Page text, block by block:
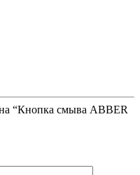
“Кнопка смыва ABBER